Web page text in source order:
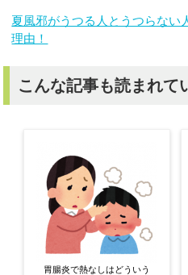
夏風邪がうつる人とうつらない
理由！
こんな記事も読まれて
胃腸炎で熱なしはどういう